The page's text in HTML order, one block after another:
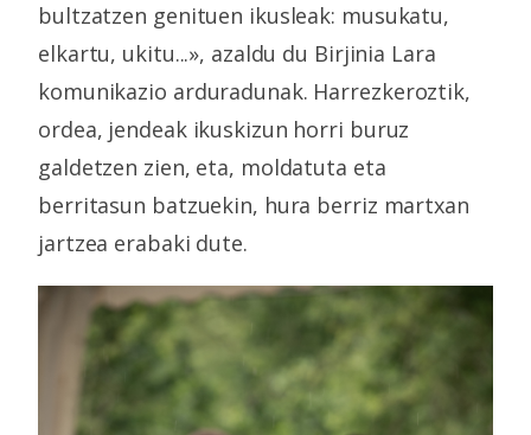
bultzatzen genituen ikusleak: musukatu,
elkartu, ukitu...», azaldu du Birjinia Lara
komunikazio arduradunak. Harrezkeroztik,
ordea, jendeak ikuskizun horri buruz
galdetzen zien, eta, moldatuta eta
berritasun batzuekin, hura berriz martxan
jartzea erabaki dute.